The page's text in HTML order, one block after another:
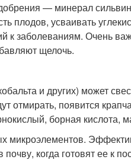
— минерал
плодов, усваивать
к заболеваниям. Очень
щелочь.
и других) может
появится
борная кислота,
микроэлементов.
когда готовят ее к